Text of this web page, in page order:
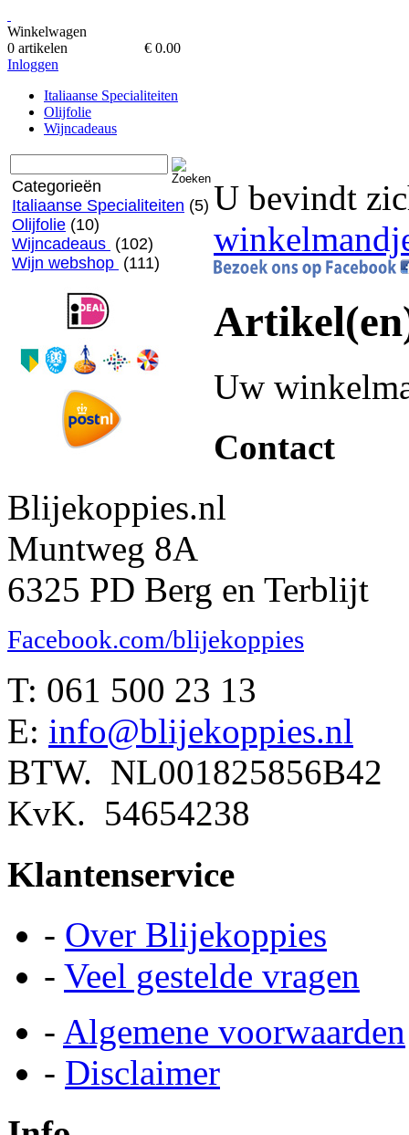
Winkelwagen
0 artikelen
€ 0.00
Inloggen
Italiaanse Specialiteiten
Olijfolie
Wijncadeaus
Categorieën
Italiaanse Specialiteiten (5)
Olijfolie (10)
Wijncadeaus (102)
Wijn webshop (111)
U bevindt
Uw
Contact
Blijekoppies.nl
Muntweg 8A
6325 PD Berg en Terblijt
Facebook.com/blijekoppies
T: 061 500 23 13
E: info@blijekoppies.nl
BTW. NL001825856B42
KvK. 54654238
Klantenservice
- Over Blijekoppies
- Veel gestelde vragen
- Algemene voorwaarden
- Disclaimer